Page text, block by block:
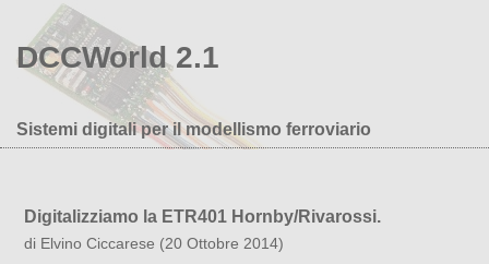
DCCWorld 2.1
Sistemi digitali per il modellismo ferroviario
Digitalizziamo la ETR401 Hornby/Rivarossi.
di Elvino Ciccarese (20 Ottobre 2014)